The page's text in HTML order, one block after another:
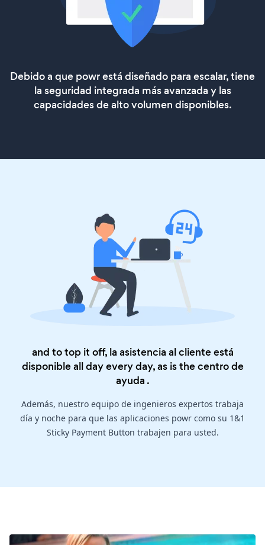
Debido a que powr está diseñado para escalar, tiene
la seguridad integrada más avanzada y las
capacidades de alto volumen disponibles.
and to top it off, la asistencia al cliente está
disponible all day every day, as is thecentro de
ayuda .
Además, nuestro equipo de ingenieros expertos trabaja
día y noche para que las aplicaciones powr como su 1&1
Sticky Payment Button trabajen para usted.